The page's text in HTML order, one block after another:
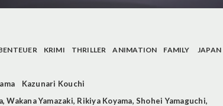
KRIMI THRILLER ANIMATION FAMILY
JAPAN
Kazunari Kouchi
,Wakana Yamazaki, Rikiya Koyama,Shohei Yamaguchi,